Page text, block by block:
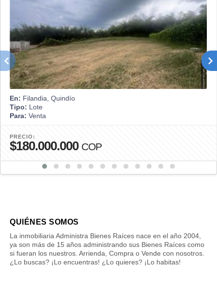
En: Filandia, Quindío
Tipo: Lote
Para: Venta
PRECIO:
$180.000.000 COP
QUIÉNES SOMOS
La inmobiliaria Administra Bienes Raíces nace en el año 2004,
ya son más de 15 años administrando sus Bienes Raíces como
si fueran los nuestros. Arrienda, Compra o Vende con nosotros.
¿Lo buscas? ¡Lo encuentras! ¿Lo quieres? ¡Lo habitas!